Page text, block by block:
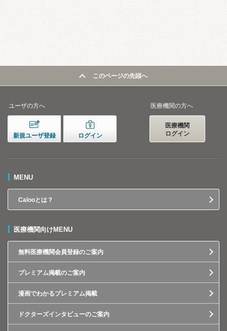
このページの先頭へ
ユーザの方へ
新規ユーザ登録 ログイン
医療機関の方へ
医療機関
ログイン
MENU
Calooとは？
医療機関向けMENU
無料医療機関会員登録のご案内
プレミアム掲載のご案内
漫画でわかるプレミアム掲載
ドクターズインタビューのご案内